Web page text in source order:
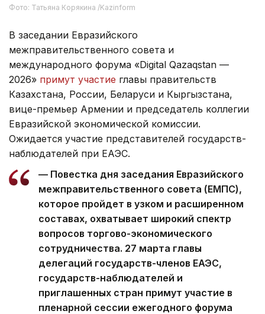
Фото: Татьяна Корякина /Kazinform
В заседании Евразийского
межправительственного совета и
международного форума «Digital Qazaqstan —
2026» примут участие главы правительств
Казахстана, России, Беларуси и Кыргызстана,
вице-премьер Армении и председатель коллегии
Евразийской экономической комиссии.
Ожидается участие представителей государств-
наблюдателей при ЕАЭС.
— Повестка дня заседания Евразийского
межправительственного совета (ЕМПС),
которое пройдет в узком и расширенном
составах, охватывает широкий спектр
вопросов торгово-экономического
сотрудничества. 27 марта главы
делегаций государств-членов ЕАЭС,
государств-наблюдателей и
приглашенных стран примут участие в
пленарной сессии ежегодного форума